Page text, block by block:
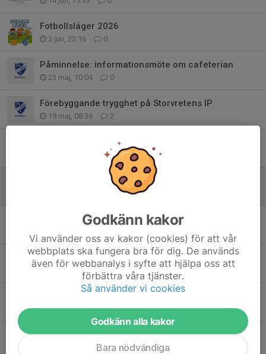
Fotbollsläger 2026
3 jun, 23:16 0
Påminnelse: informationsmöte om cafeterian
23 maj, 10:04 0
Förebyggande trygghet på Storvretens IP
19 maj, 08:36 2
Kallelse till extra "Årsmöte!"
0
Ett avslutande brev från vår vän Lars
Tjäna pengar till lagkassan!
9 apr, 20:56 0
Årsmöte genomfört!
2 apr, 08:17 0
Ett exklusivt erbjudande från NOTAR
0
Godkänn kakor
Vi använder oss av kakor (cookies) för att vår
webbplats ska fungera bra för dig. De används
även för webbanalys i syfte att hjälpa oss att
förbättra våra tjänster.
Så använder vi cookies
Godkänn alla kakor
Bara nödvändiga